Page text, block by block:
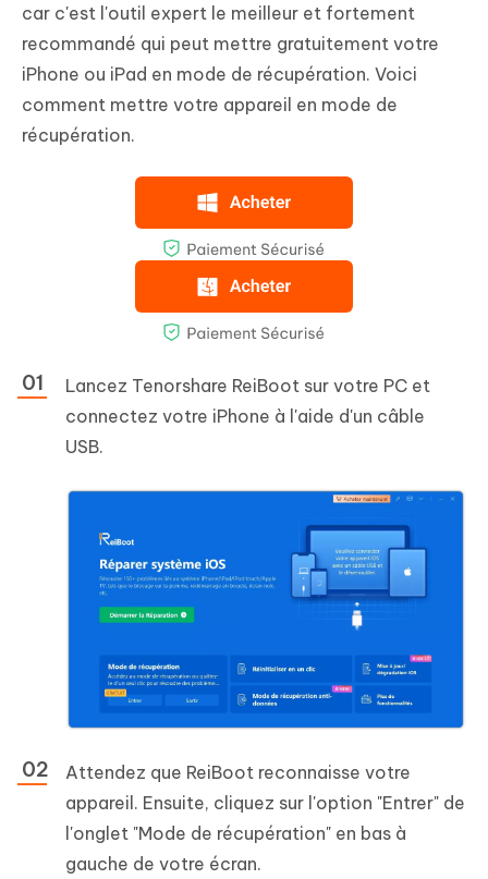
car c'est l'outil expert le meilleur et fortement
recommandé qui peut mettre gratuitement votre
iPhone ou iPad en mode de récupération. Voici
comment mettre votre appareil en mode de
récupération.
Lancez Tenorshare ReiBoot sur votre PC et
connectez votre iPhone à l'aide d'un câble
USB.
Attendez que ReiBoot reconnaisse votre
appareil. Ensuite, cliquez sur l'option "Entrer" de
l'onglet "Mode de récupération" en bas à
gauche de votre écran.